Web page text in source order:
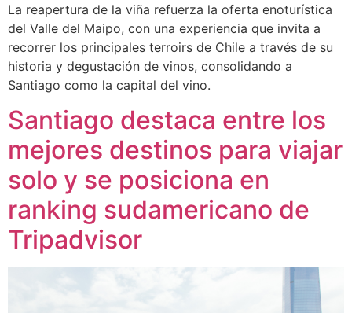
La reapertura de la viña refuerza la oferta enoturística
del Valle del Maipo, con una experiencia que invita a
recorrer los principales terroirs de Chile a través de su
historia y degustación de vinos, consolidando a
Santiago como la capital del vino.
Santiago destaca entre los
mejores destinos para viajar
solo y se posiciona en
ranking sudamericano de
Tripadvisor